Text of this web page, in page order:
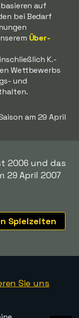
auf
bei Bedarf
Über-
K.-
Wettbewerbs
und
am 29 April
2006 und das
29 April 2007
Spielzeiten
Sie uns